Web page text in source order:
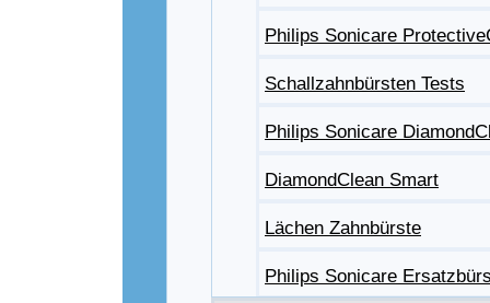
Philips Sonicare
Schallzahnbürsten Tests
Philips Sonicare
DiamondClean Smart
Lächen Zahnbürste
Philips Sonicare